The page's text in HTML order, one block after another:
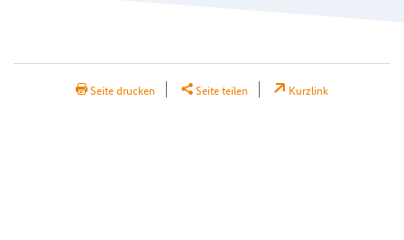
Seite drucken Seite teilen Kurzlink